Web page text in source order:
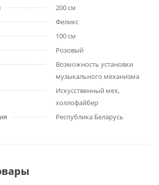
200 см
Феликс
100 см
Розовый
Возможность установки
музыкального механизма
Искусственный мех,
холлофайбер
Республика Беларусь